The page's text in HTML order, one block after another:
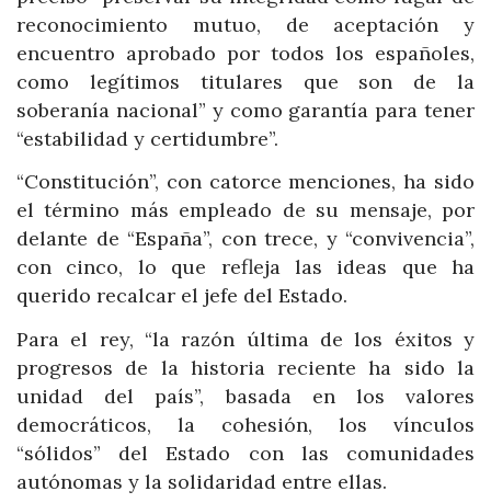
reconocimiento mutuo, de aceptación y
encuentro aprobado por todos los españoles,
como legítimos titulares que son de la
soberanía nacional” y como garantía para tener
“estabilidad y certidumbre”.
“Constitución”, con catorce menciones, ha sido
el término más empleado de su mensaje, por
delante de “España”, con trece, y “convivencia”,
con cinco, lo que refleja las ideas que ha
querido recalcar el jefe del Estado.
Para el rey, “la razón última de los éxitos y
progresos de la historia reciente ha sido la
unidad del país”, basada en los valores
democráticos, la cohesión, los vínculos
“sólidos” del Estado con las comunidades
autónomas y la solidaridad entre ellas.